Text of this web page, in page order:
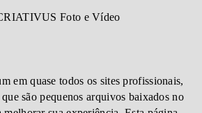
Foto e Vídeo
em quase todos os sites profissionais,
são pequenos arquivos baixados no